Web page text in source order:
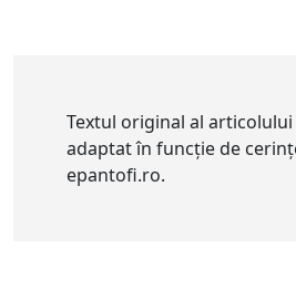
Textul original al
adaptat în funcție de
epantofi.ro.